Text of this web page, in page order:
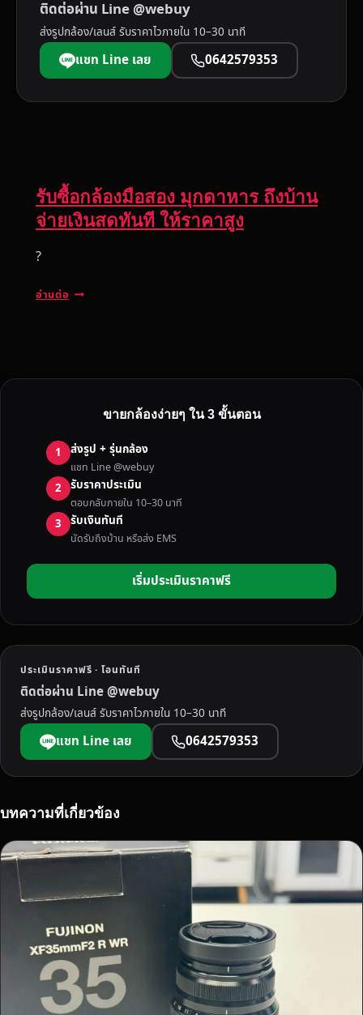
ติดต่อผ่าน Line @webuy
ส่งรูปกล้อง/เลนส์ รับราคาไวภายใน 10–30 นาที
แชท Line เลย 0642579353
รับซื้อกล้องมือสอง มุกดาหาร ถึงบ้าน
จ่ายเงินสดทันที ให้ราคาสูง
?
อ่านต่อ
ล้
มื
อ
ส
อ
ง
มุ
า
ร
บ้
า
น
จ่
า
เ
น
น
ที
ใ
ห้
ร
ขายกล้องง่ายๆ ใน 3 ขั้นตอน
1 ส่งรูป + รุ่นกล้อง
แชท Line @webuy
2 รับราคาประเมิน
ตอบกลับภายใน 10–30 นาที
3 รับเงินทันที
นัดรับถึงบ้าน หรือส่ง EMS
เริ่มประเมินราคาฟรี
ประเมินราคาฟรี · โอนทันที
ติดต่อผ่าน Line @webuy
ส่งรูปกล้อง/เลนส์ รับราคาไวภายใน 10–30 นาที
แชท Line เลย 0642579353
บทความที่เกี่ยวข้อง